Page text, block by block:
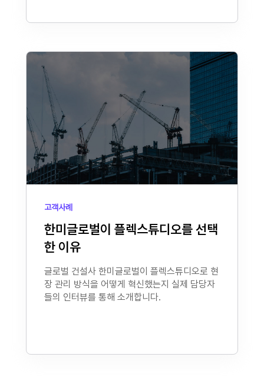
고객사례
한미글로벌이 플렉스튜디오를 선택
한 이유
글로벌 건설사 한미글로벌이 플렉스튜디오로 현
장 관리 방식을 어떻게 혁신했는지 실제 담당자
들의 인터뷰를 통해 소개합니다.